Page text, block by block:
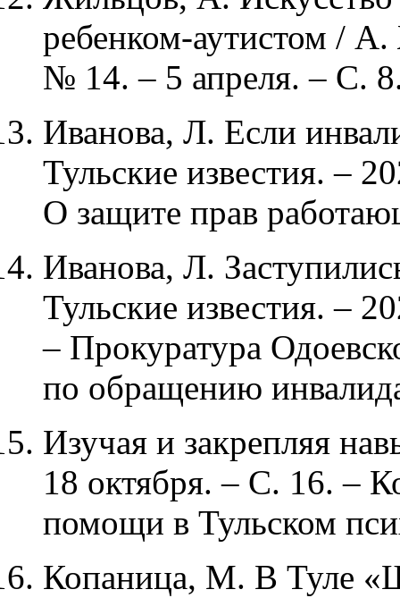
ребенком-аутистом /
№ 14. – 5 апреля. – С.
Иванова, Л. Если
Тульские известия. –
О защите прав
Иванова, Л.
Тульские известия. –
– Прокуратура
по обращению
Изучая и закрепляя
18 октября. – С. 16. –
помощи в Тульском
Копаница, М. В Туле